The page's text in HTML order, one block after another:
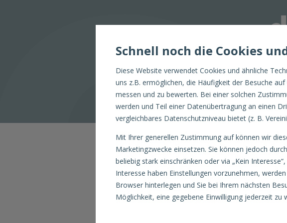
Schnell noch die Cookies
Diese Website verwendet Cookies und ähnliche
uns z.B. ermöglichen, die Häufigkeit der Besuche
messen und zu bewerten. Bei einer solchen
werden und Teil einer Datenübertragung an einen
vergleichbares Datenschutzniveau bietet (z. B.
Mit Ihrer generellen Zustimmung auf können wir
Marketingzwecke einsetzen. Sie können jedoch
beliebig stark einschränken oder via „Kein
Interesse haben Einstellungen vorzunehmen,
Browser hinterlegen und Sie bei Ihrem nächsten
Möglichkeit, eine gegebene Einwilligung jederzeit zu